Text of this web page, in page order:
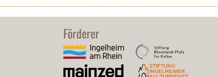
Förderer